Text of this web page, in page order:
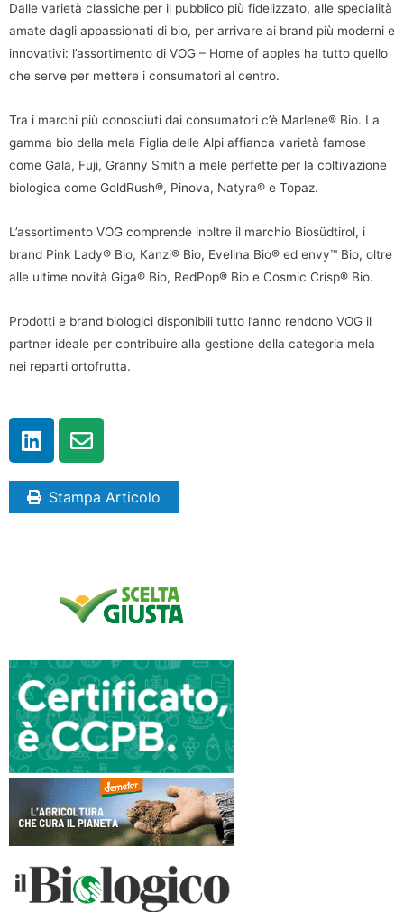
Dalle varietà classiche per il pubblico più fidelizzato, alle specialità
amate dagli appassionati di bio, per arrivare ai brand più moderni e
innovativi: l’assortimento di VOG – Home of apples ha tutto quello
che serve per mettere i consumatori al centro.
Tra i marchi più conosciuti dai consumatori c’è Marlene® Bio. La
gamma bio della mela Figlia delle Alpi affianca varietà famose
come Gala, Fuji, Granny Smith a mele perfette per la coltivazione
biologica come GoldRush®, Pinova, Natyra® e Topaz.
L’assortimento VOG comprende inoltre il marchio Biosüdtirol, i
brand Pink Lady® Bio, Kanzi® Bio, Evelina Bio® ed envy™ Bio, oltre
alle ultime novità Giga® Bio, RedPop® Bio e Cosmic Crisp® Bio.
Prodotti e brand biologici disponibili tutto l’anno rendono VOG il
partner ideale per contribuire alla gestione della categoria mela
nei reparti ortofrutta.
Stampa Articolo